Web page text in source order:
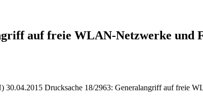
auf freie WLAN-Netzwerke und
Drucksache 18/2963: Generalangriff auf freie